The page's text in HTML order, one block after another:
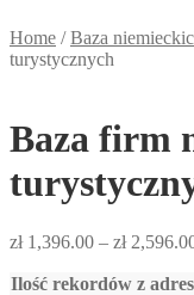
Home /Baza
turystycznych
Baza firm
zł1,396.00 – zł
Ilość rekordów z